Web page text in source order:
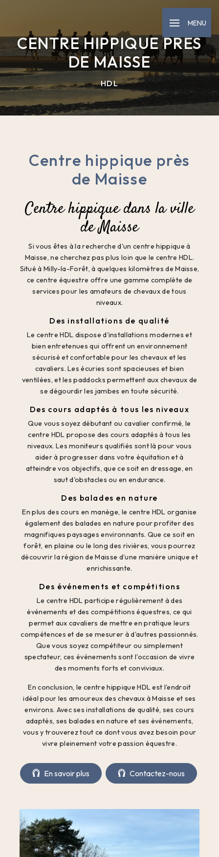
MENU
CENTRE HIPPIQUE PRÈS
DE MAISSE
HDL
Centre hippique près
de Maisse
Centre hippique dans la ville
de Maisse
Si vous êtes à la recherche d'un centre hippique à
Maisse, ne cherchez pas plus loin que le centre HDL.
Situé à Milly-la-Forêt, à quelques kilomètres de Maisse,
ce centre équestre offre une gamme complète de
services pour les amateurs de chevaux de tous
niveaux.
Des installations de qualité
Le centre HDL dispose d'installations modernes et
bien entretenues qui offrent un environnement
sécurisé et confortable pour les chevaux et les
cavaliers. Les écuries sont spacieuses et bien
ventilées, et les paddocks permettent aux chevaux de
se dégourdir les jambes en toute sécurité.
Des cours adaptés à tous les niveaux
Que vous soyez débutant ou cavalier confirmé, le
centre HDL propose des cours adaptés à tous les
niveaux. Les moniteurs qualifiés sont là pour vous
aider à progresser dans votre équitation et à
atteindre vos objectifs, que ce soit en dressage, en
saut d'obstacles ou en endurance.
Des balades en nature
En plus des cours en manège, le centre HDL organise
également des balades en nature pour profiter des
magnifiques paysages environnants. Que ce soit en
forêt, en plaine ou le long des rivières, vous pourrez
découvrir la région de Maisse d'une manière unique et
enrichissante.
Des événements et compétitions
Le centre HDL participe régulièrement à des
événements et des compétitions équestres, ce qui
permet aux cavaliers de mettre en pratique leurs
compétences et de se mesurer à d'autres passionnés.
Que vous soyez compétiteur ou simplement
spectateur, ces événements sont l'occasion de vivre
des moments forts et conviviaux.
En conclusion, le centre hippique HDL est l'endroit
idéal pour les amoureux des chevaux à Maisse et ses
environs. Avec ses installations de qualité, ses cours
adaptés, ses balades en nature et ses événements,
vous y trouverez tout ce dont vous avez besoin pour
vivre pleinement votre passion équestre.
En savoir plus Contactez-nous